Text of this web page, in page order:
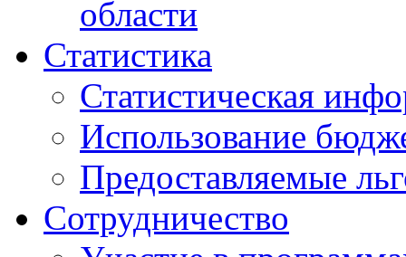
области
Статистика
Статистическая
Использование
Предоставляемые
Сотрудничество